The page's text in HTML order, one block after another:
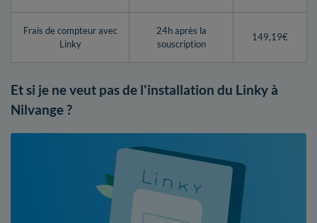
Frais de compteur avec
Linky
24h après la
souscription
149,19€
Et si je ne veut pas de l'installation du Linky à
Nilvange ?